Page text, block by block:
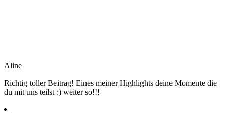
Aline
Richtig toller Beitrag! Eines meiner Highlights deine Momente die
du mit uns teilst :) weiter so!!!